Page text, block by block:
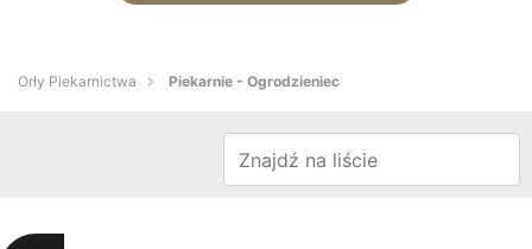
Orły Piekarnictwa Piekarnie - Ogrodzieniec